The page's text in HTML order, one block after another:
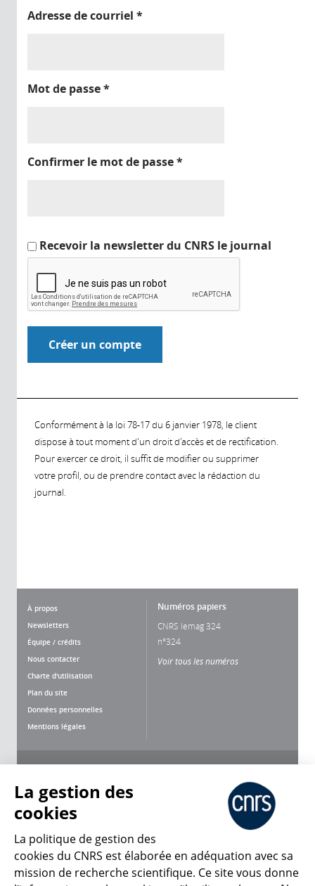
Adresse de courriel *
Mot de passe*
Confirmer le mot de passe*
Recevoir la newsletter du CNRS le journal
Conformément à la loi 78-17 du 6 janvier 1978, le client
dispose à tout moment d'un droit d'accès et de rectification.
Pour exercer ce droit, il suffit de modifier ou supprimer
votre profil, ou de prendre contact avec la rédaction du
journal.
À propos
Newsletters
Équipe / crédits
Nous contacter
Charte d'utilisation
Plan du site
Données personnelles
Mentions légales
Numéros papiers
CNRS lemag 324
n°324
Voir tous les numéros
CNRS Le Mag
La gestion des
cookies
La politique de gestion des
cookies du CNRS est élaborée en adéquation avec sa
mission de recherche scientifique. Ce site vous donne